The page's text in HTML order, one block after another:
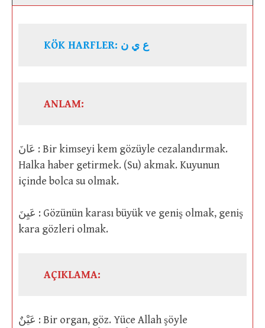
KÖK HARFLER: ع ي ن
ANLAM:
عَانَ : Bir kimseyi kem gözüyle cezalandırmak.
Halka haber getirmek. (Su) akmak. Kuyunun
içinde bolca su olmak.
عَيِنَ : Gözünün karası büyük ve geniş olmak, geniş
kara gözleri olmak.
AÇIKLAMA:
عَيْنٌ : Bir organ, göz. Yüce Allah şöyle